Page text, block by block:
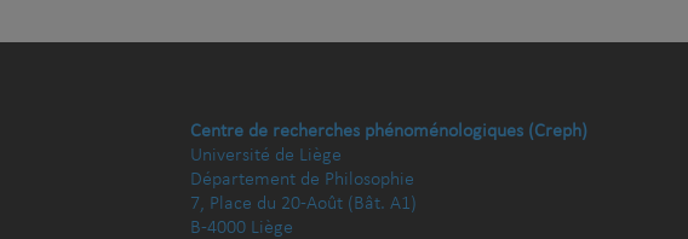
Centre de recherches phénoménologiques (Creph)
Université de Liège
Département de Philosophie
7, Place du 20-Août (Bât. A1)
B-4000 Liège